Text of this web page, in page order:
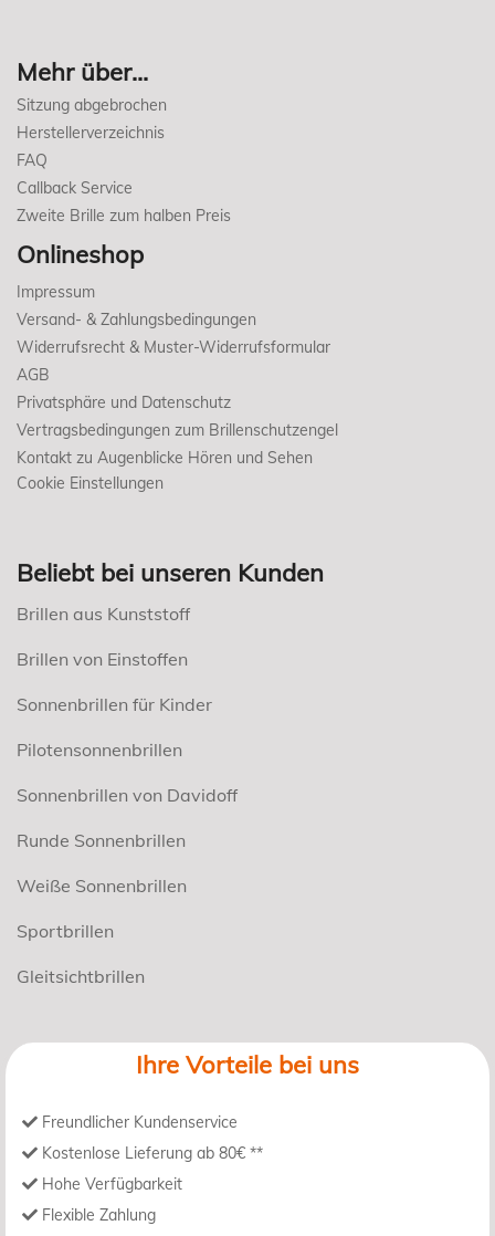
Mehr über...
Sitzung abgebrochen
Herstellerverzeichnis
FAQ
Callback Service
Zweite Brille zum halben Preis
Onlineshop
Impressum
Versand- & Zahlungsbedingungen
Widerrufsrecht & Muster-Widerrufsformular
AGB
Privatsphäre und Datenschutz
Vertragsbedingungen zum Brillenschutzengel
Kontakt zu Augenblicke Hören und Sehen
Cookie Einstellungen
Beliebt bei unseren Kunden
Brillen aus Kunststoff
Brillen von Einstoffen
Sonnenbrillen für Kinder
Pilotensonnenbrillen
Sonnenbrillen von Davidoff
Runde Sonnenbrillen
Weiße Sonnenbrillen
Sportbrillen
Gleitsichtbrillen
Ihre Vorteile bei uns
Freundlicher Kundenservice
Kostenlose Lieferung ab 80€ **
Hohe Verfügbarkeit
Flexible Zahlung